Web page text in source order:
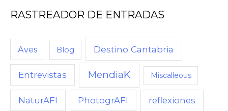
RASTREADOR DE ENTRADAS
Aves Blog Destino Cantabria
Entrevistas MendiaK Miscalleous
NaturAFI PhotogrAFI reflexiones